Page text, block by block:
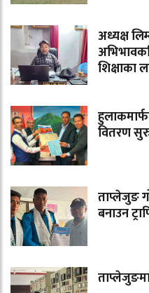
अध्यक्ष
शिक्षाका
वितरण
ताप्लेजुङ
बनाउन
ताप्लेजुङमा